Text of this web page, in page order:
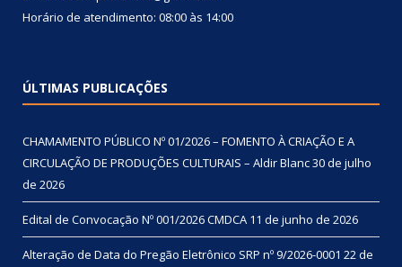
Horário de atendimento: 08:00 às 14:00
ÚLTIMAS PUBLICAÇÕES
CHAMAMENTO PÚBLICO Nº 01/2026 – FOMENTO À CRIAÇÃO E A
CIRCULAÇÃO DE PRODUÇÕES CULTURAIS – Aldir Blanc30 de julho
de 2026
Edital de Convocação Nº 001/2026 CMDCA 11 de junho de 2026
Alteração de Data do Pregão Eletrônico SRP nº 9/2026-0001 22 de